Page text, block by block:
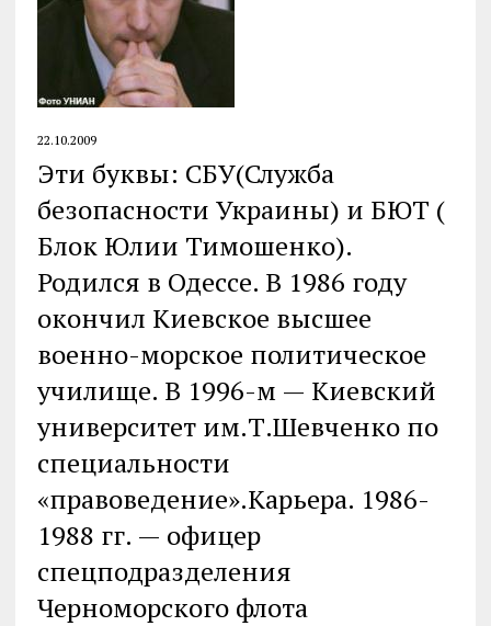
22.10.2009
Эти буквы: СБУ(Служба
безопасности Украины) и БЮТ (
Блок Юлии Тимошенко).
Родился в Одессе. В 1986 году
окончил Киевское высшее
военно-морское политическое
училище. В 1996-м — Киевский
университет им.Т.Шевченко по
специальности
«правоведение».Карьера. 1986-
1988 гг. — офицер
спецподразделения
Черноморского флота